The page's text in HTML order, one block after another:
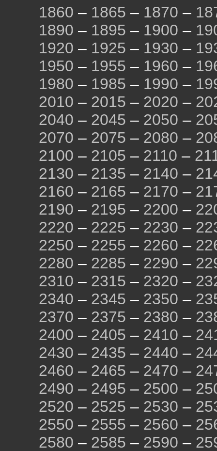
1860 – 1865 – 1870 –
1890 – 1895 – 1900 –
1920 – 1925 – 1930 –
1950 – 1955 – 1960 –
1980 – 1985 – 1990 –
2010 – 2015 – 2020 –
2040 – 2045 – 2050 –
2070 – 2075 – 2080 –
2100 – 2105 – 2110 –
2130 – 2135 – 2140 –
2160 – 2165 – 2170 –
2190 – 2195 – 2200 –
2220 – 2225 – 2230 –
2250 – 2255 – 2260 –
2280 – 2285 – 2290 –
2310 – 2315 – 2320 –
2340 – 2345 – 2350 –
2370 – 2375 – 2380 –
2400 – 2405 – 2410 –
2430 – 2435 – 2440 –
2460 – 2465 – 2470 –
2490 – 2495 – 2500 –
2520 – 2525 – 2530 –
2550 – 2555 – 2560 –
2580 – 2585 – 2590 –